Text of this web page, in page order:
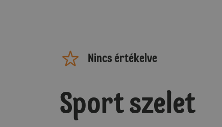
Nincs értékelve
Sport szelet